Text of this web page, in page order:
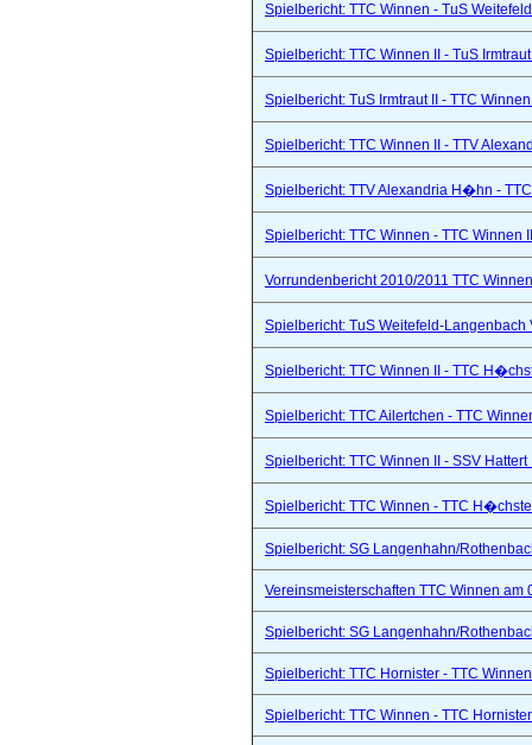
Spielbericht: TTC Winnen - TuS
Spielbericht: TTC Winnen II - TuS
Spielbericht: TuS Irmtraut II - TTC
Spielbericht: TTC Winnen II - TTV
Spielbericht: TTV Alexandria H�hn -
Spielbericht: TTC Winnen - TTC Winnen
Vorrundenbericht 2010/2011 TTC
Spielbericht: TuS Weitefeld-
Spielbericht: TTC Winnen II - TTC
Spielbericht: TTC Ailertchen - TTC
Spielbericht: TTC Winnen II - SSV
Spielbericht: TTC Winnen - TTC
Spielbericht: SG Langenhahn/
Vereinsmeisterschaften TTC Winnen am
Spielbericht: SG Langenhahn/
Spielbericht: TTC Hornister - TTC
Spielbericht: TTC Winnen - TTC